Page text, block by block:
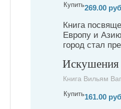
Купить269.00
Книга
Европу и
город стал
Искушения
Книга Вильям
Купить161.00